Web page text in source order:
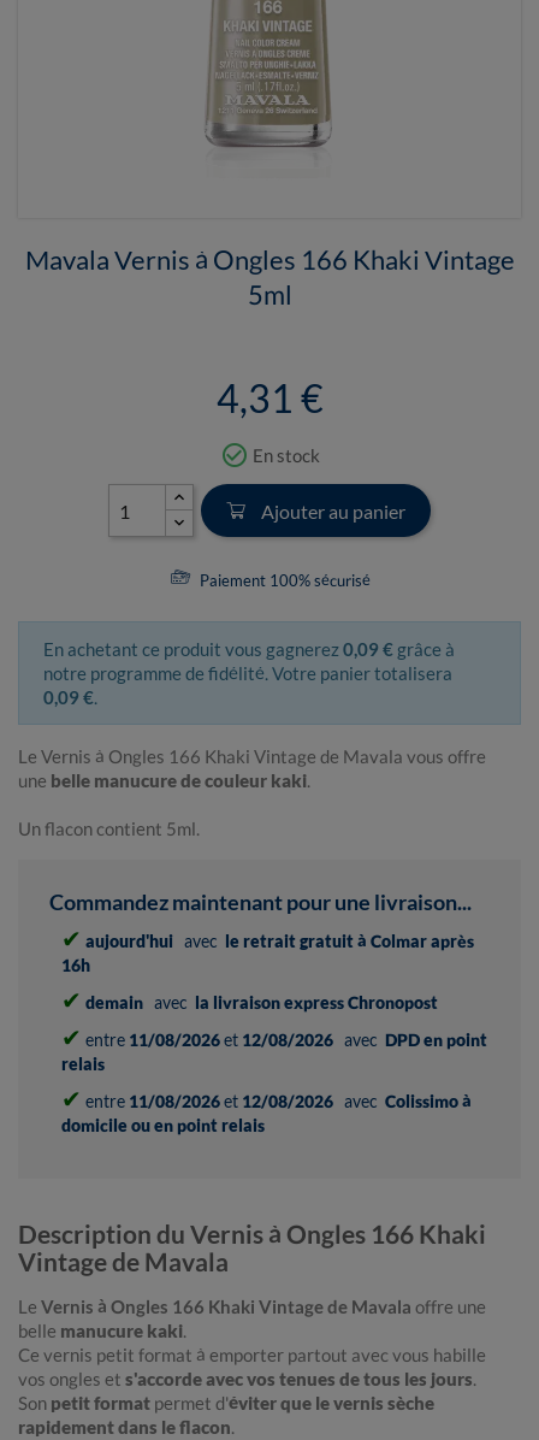
Mavala Vernis à Ongles 166 Khaki Vintage
5ml
4,31 €
check_circle_outline En stock
Ajouter au panier
Paiement 100% sécurisé
En achetant ce produit vous gagnerez0,09 € grâce à
notre programme de fidélité. Votre panier totalisera
0,09 €.
Le Vernis à Ongles 166 Khaki Vintage de Mavala vous offre
une belle manucure de couleur kaki.
Un flacon contient 5ml.
Commandez maintenant pour une livraison...
✔ aujourd'hui avec le retrait gratuit à Colmar après
16h
✔ demain avec la livraison express Chronopost
✔ entre 11/08/2026et 12/08/2026 avec DPD en point
relais
✔ entre 11/08/2026et 12/08/2026 avec Colissimo à
domicile ou en point relais
Description du Vernis à Ongles 166 Khaki
Vintage de Mavala
Le Vernis à Ongles 166 Khaki Vintage de Mavala offre une
belle manucure kaki.
Ce vernis petit format à emporter partout avec vous habille
vos ongles et s'accorde avec vos tenues de tous les jours.
Son petit format permet d'éviter que le vernis sèche
rapidement dans le flacon.